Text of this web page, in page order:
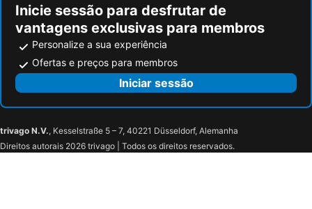
Inicie sessão para desfrutar de
vantagens exclusivas para membros
Personalize a sua experiência
Ofertas e preços para membros
Iniciar sessão
trivago N.V., Kesselstraße 5 – 7, 40221 Düsseldorf, Alemanha
Direitos autorais 2026 trivago | Todos os direitos reservados.